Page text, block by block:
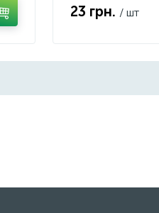
23 грн. / шт